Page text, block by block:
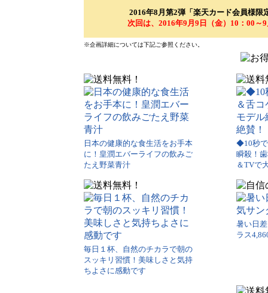
2016年8月第2弾「楽天カード会員様
次回は、2016年9月9日（金）10：00
※企画詳細については下記ご参照ください。
日本の健康的な食生活をお手本
に！皇潤エバーライフの飲みご
たえ野菜青汁
◆10秒
瞬殺！
＆TVで
毎日１杯、自然のチカラで朝の
スッキリ習慣！美味しさと気持
ちよさに感動です
暑い日
ラス